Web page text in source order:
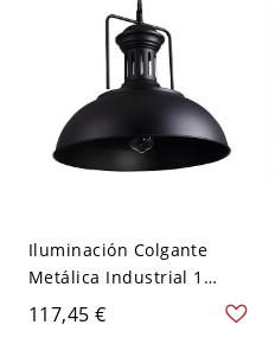
Iluminación Colgante
Metálica Industrial 1
Cabeza Lámpara
Pendiente de Domo para
117,45 €